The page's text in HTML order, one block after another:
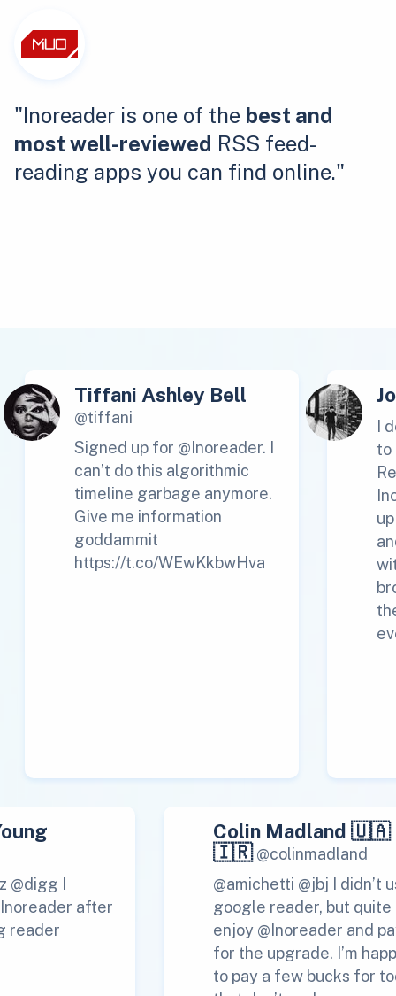
"Inoreader is one of the best and
most well-reviewed RSS feed-
reading apps you can find online."
Tiffani Ashley Bell
@tiffani
Signed up for @Inoreader. I
can’t do this algorithmic
timeline garbage anymore.
Give me information
goddammit
https://t.co/WEwKkbwHva
I
to
@digg I
after
reader
Colin Madland 🇺🇦
🇮🇷@colinmadland
@amichetti @jbj I didn’t
google reader, but quite
enjoy @Inoreader and
for the upgrade. I’m
to pay a few bucks for